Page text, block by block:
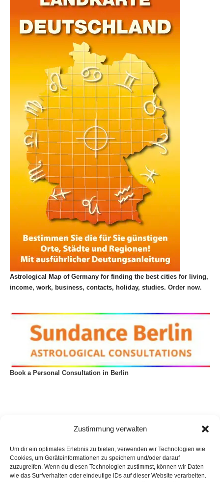
Zustimmung verwalten
Um dir ein optimales Erlebnis zu bieten, verwenden wir Technologien wie
Cookies, um Geräteinformationen zu speichern und/oder darauf
zuzugreifen. Wenn du diesen Technologien zustimmst, können wir Daten
wie das Surfverhalten oder eindeutige IDs auf dieser Website verarbeiten.
Astrological Map of Germany for finding the best cities for living,
income, work, business, contacts, holiday, studies. Order now.
Book a Personal Consultation in Berlin